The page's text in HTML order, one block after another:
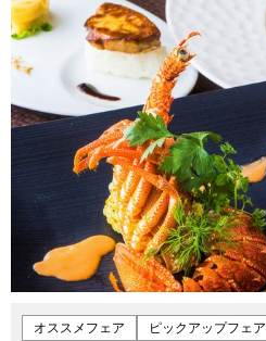
オススメフェア ピックアップフェア